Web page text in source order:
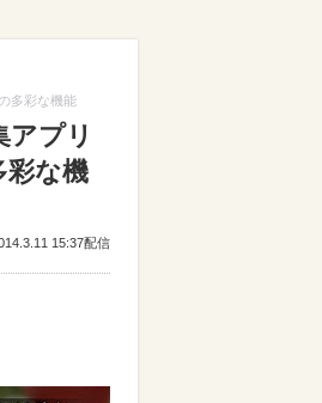
多彩な機能
プリ
彩な機
15:37配信